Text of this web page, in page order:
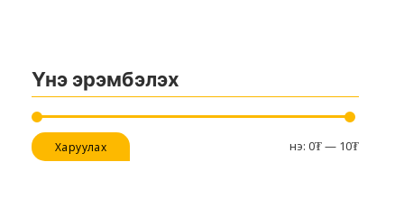
Үнэ эрэмбэлэх
Хамгийн
бага
Хамгийн
их
Харуулах Үнэ: 0₮— 10₮